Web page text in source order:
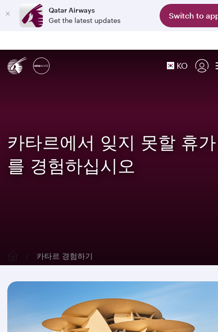
Qatar Airways
Get the latest updates
Switch to
KO
카타르에서 잊지 못할 휴가
를 경험하십시오
카타르 경험하기